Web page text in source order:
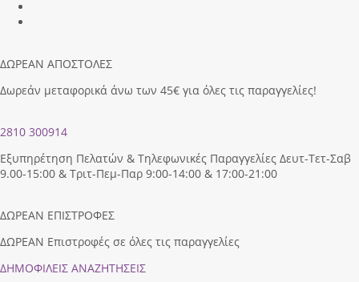
ΔΩΡΕΑΝ ΑΠΟΣΤΟΛΕΣ
Δωρεάν μεταφορικά άνω των 45€ για όλες τις παραγγελίες!
2810 300914
Εξυπηρέτηση Πελατών & Τηλεφωνικές Παραγγελίες Δευτ-Τετ-Σαβ
9.00-15:00 & Τριτ-Πεμ-Παρ 9:00-14:00 & 17:00-21:00
ΔΩΡΕΑΝ ΕΠΙΣΤΡΟΦΕΣ
ΔΩΡΕΑΝ Επιστροφές σε όλες τις παραγγελίες
ΔΗΜΟΦΙΛEIΣ ΑΝΑΖΗΤΗΣΕΙΣ